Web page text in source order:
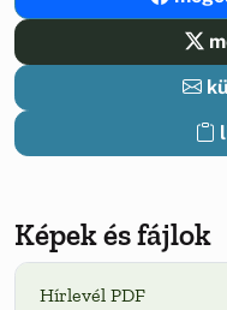
Képek és fájlok
Hírlevél PDF